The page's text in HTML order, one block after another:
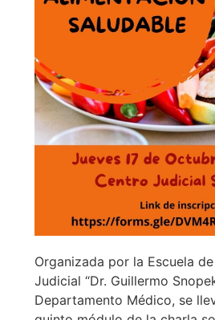
Organizada por la Escuela
Judicial “Dr. Guillermo
Departamento Médico, se